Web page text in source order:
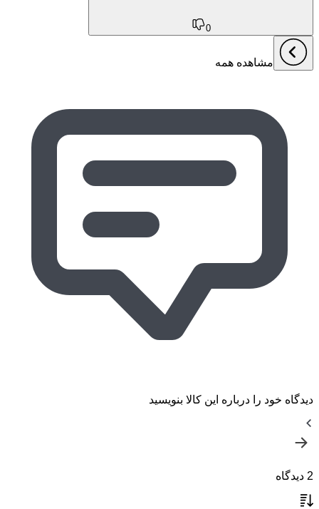
0
مشاهده همه
دیدگاه خود را درباره این کالا بنویسید
2 دیدگاه